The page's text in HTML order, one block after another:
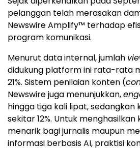
pelanggan telah merasakan
Newswire Amplify™ terhadap
program komunikasi.
Menurut data internal, jumlah
didukung platform ini rata-rata
21%. Sistem penilaian konten (
Newswire juga menunjukkan,
hingga tiga kali lipat, sedangkan
sekitar 12%. Untuk
menarik bagi jurnalis maupun
informasi berbasis AI, praktisi